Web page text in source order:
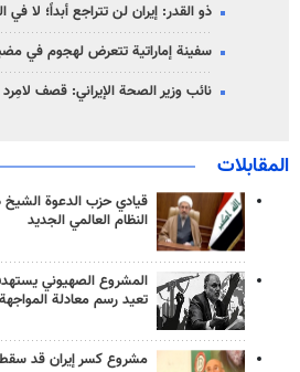
ذو القدر: إيران لن تتراجع أبداً؛ لا
سفينة إماراتية تتعرض لهجوم في
نائب وزير الصحة الإيراني: قصف
المقابلات
قيادي حزب الدعوة الشيخ
النظام العالمي الجديد
المشروع الصهيوني
تعيد رسم معادلة المواجهة
مشروع كسر إيران قد